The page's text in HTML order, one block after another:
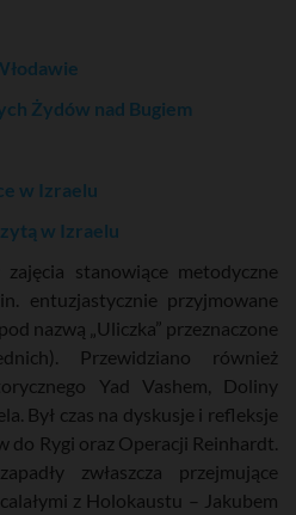
Żydów nad Bugiem
w Izraelu
w Izraelu
zajęcia stanowiące metodyczne
entuzjastycznie przyjmowane
nazwą „Uliczka” przeznaczone
Przewidziano również
Yad Vashem, Doliny
Był czas na dyskusje i refleksje
do Rygi oraz Operacji Reinhardt.
zwłaszcza przejmujące
z Holokaustu – Jakubem